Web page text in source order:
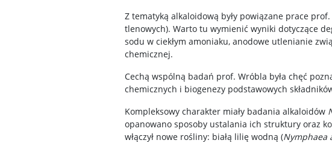
Z tematyką alkaloidową były powiązane prace
tlenowych). Warto tu wymienić wyniki dotyczące
sodu w ciekłym amoniaku, anodowe utlenianie
chemicznej.
Cechą wspólną badań prof. Wróbla była chęć
chemicznych i biogenezy podstawowych
Kompleksowy charakter miały badania alkaloidów
opanowano sposoby ustalania ich struktury oraz
włączył nowe rośliny: białą lilię wodną (Nymphaea